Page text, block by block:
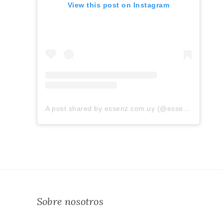
View this post on Instagram
A post shared by essenz.com.uy (@essenz.com.uy)
Sobre nosotros